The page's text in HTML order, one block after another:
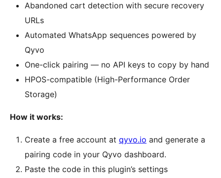
Abandoned cart detection with secure recovery
URLs
Automated WhatsApp sequences powered by
Qyvo
One-click pairing — no API keys to copy by hand
HPOS-compatible (High-Performance Order
Storage)
How it works:
Create a free account at qyvo.io and generate a
pairing code in your Qyvo dashboard.
Paste the code in this plugin’s settings